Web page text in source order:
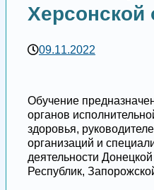
Херсонской
09.11.2022
Обучение
органов
здоровья,
организаций и
деятельности
Республик,